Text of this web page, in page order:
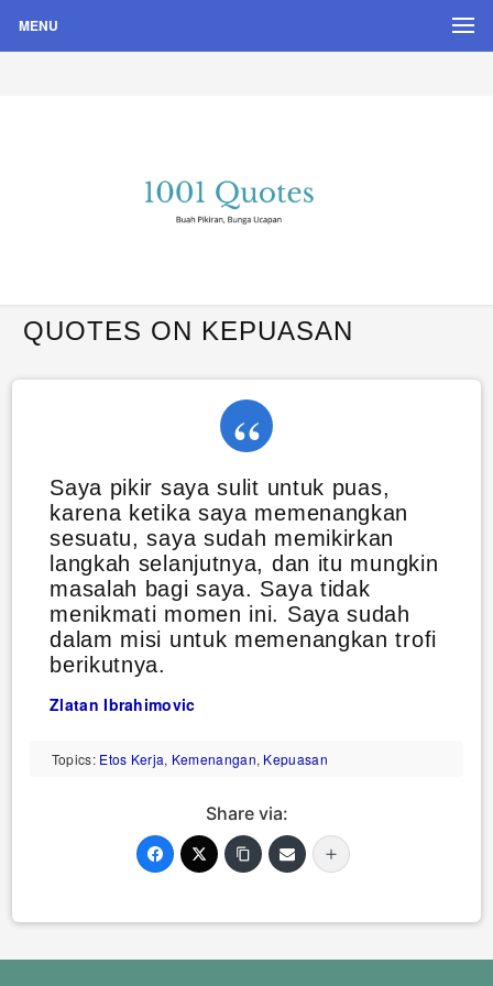
MENU
Quote Hari Puisi
QUOTES ON KEPUASAN
Saya pikir saya sulit untuk puas,
karena ketika saya memenangkan
sesuatu, saya sudah memikirkan
langkah selanjutnya, dan itu mungkin
masalah bagi saya. Saya tidak
menikmati momen ini. Saya sudah
dalam misi untuk memenangkan trofi
berikutnya.
Zlatan Ibrahimovic
Topics: Etos Kerja, Kemenangan, Kepuasan
Share via: